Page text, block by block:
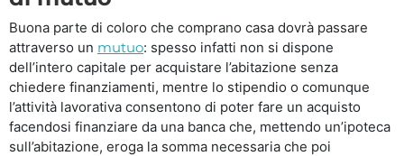
Buona parte di coloro che comprano casa dovrà passare
attraverso un mutuo: spesso infatti non si dispone
dell’intero capitale per acquistare l’abitazione senza
chiedere finanziamenti, mentre lo stipendio o comunque
l’attività lavorativa consentono di poter fare un acquisto
facendosi finanziare da una banca che, mettendo un’ipoteca
sull’abitazione, eroga la somma necessaria che poi